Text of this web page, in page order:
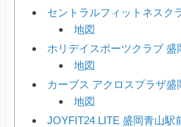
セントラルフィットネスク
地図
ホリデイスポーツクラブ 盛
地図
カーブス アクロスプラザ盛
地図
JOYFIT24 LITE 盛岡青山駅